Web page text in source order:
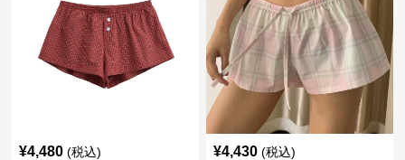
¥4,480 (税込) ¥4,430 (税込)